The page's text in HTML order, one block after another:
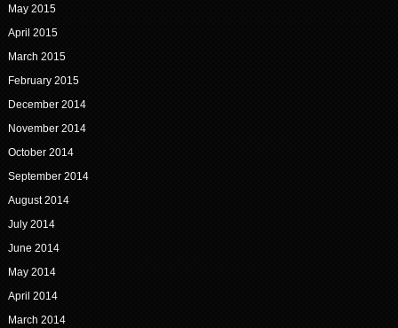
May 2015
April 2015
March 2015
February 2015
December 2014
November 2014
October 2014
September 2014
August 2014
July 2014
June 2014
May 2014
April 2014
March 2014